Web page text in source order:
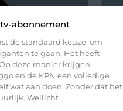
abonnement
de standaard keuze: om
te gaan. Het heeft
deze manier krijgen
en de KPN een volledige
wat aan doen. Zonder dat het
Wellicht